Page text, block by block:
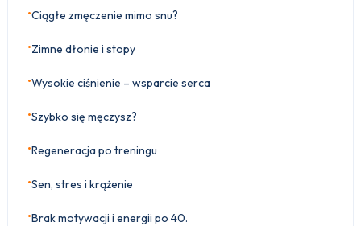
•Ciągłe zmęczenie mimo snu?
•Zimne dłonie i stopy
•Wysokie ciśnienie – wsparcie serca
•Szybko się męczysz?
•Regeneracja po treningu
•Sen, stres i krążenie
•Brak motywacji i energii po 40.